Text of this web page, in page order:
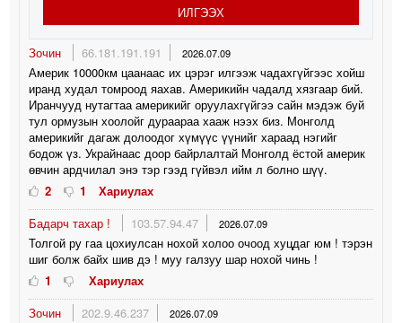
ИЛГЭЭХ
Зочин 66.181.191.191 2026.07.09
Америк 10000км цаанаас их цэрэг илгээж чадахгүйгээс хойш
иранд худал томроод яахав. Америкийн чадалд хязгаар бий.
Иранчууд нутагтаа америкийг оруулахгүйгээ сайн мэдэж буй
тул ормузын хоолойг дураараа хааж нээх биз. Монголд
америкийг дагаж долоодог хүмүүс үүнийг хараад нэгийг
бодож үз. Украйнаас доор байрлалтай Монголд ёстой америк
өвчин ардчилал энэ тэр гээд гүйвэл ийм л болно шүү.
2
1
Хариулах
Бадарч тахар !
103.57.94.47 2026.07.09
Толгой ру гаа цохиулсан нохой холоо очоод хуцдаг юм ! тэрэн
шиг болж байх шив дэ ! муу галзуу шар нохой чинь !
1
Хариулах
Зочин
202.9.46.237 2026.07.09